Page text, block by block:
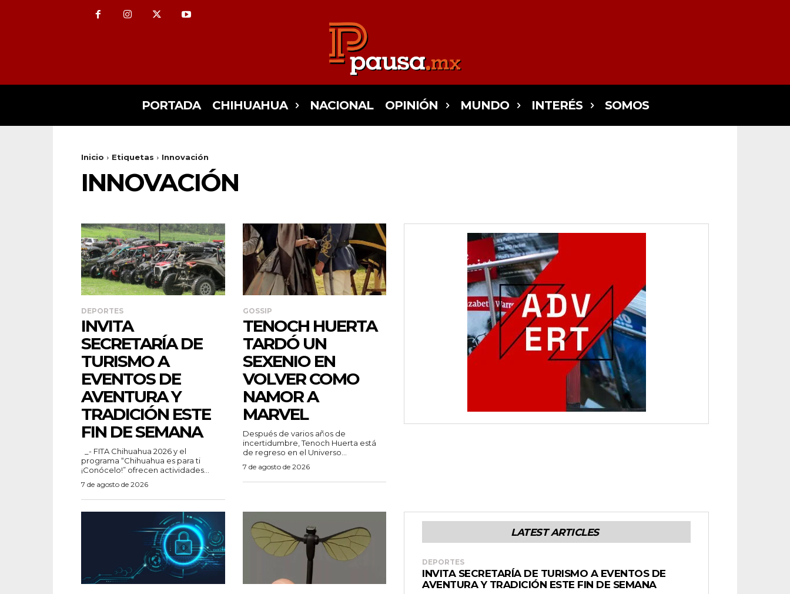
PORTADA CHIHUAHUA NACIONAL OPINIÓN MUNDO INTERÉS SOMOS
Inicio Etiquetas Innovación
INNOVACIÓN
DEPORTES
INVITA
SECRETARÍA DE
TURISMO A
EVENTOS DE
AVENTURA Y
TRADICIÓN ESTE
FIN DE SEMANA
programa “Chihuahua es para ti
¡Conócelo!” ofrecen actividades...
7 de agosto de 2026
GOSSIP
TENOCH HUERTA
TARDÓ UN
SEXENIO EN
VOLVER COMO
NAMOR A
MARVEL
Después de varios años de
incertidumbre, Tenoch Huerta está
de regreso en el Universo...
7 de agosto de 2026
LATEST ARTICLES
DEPORTES
INVITA SECRETARÍA DE TURISMO A EVENTOS DE
AVENTURA Y TRADICIÓN ESTE FIN DE SEMANA